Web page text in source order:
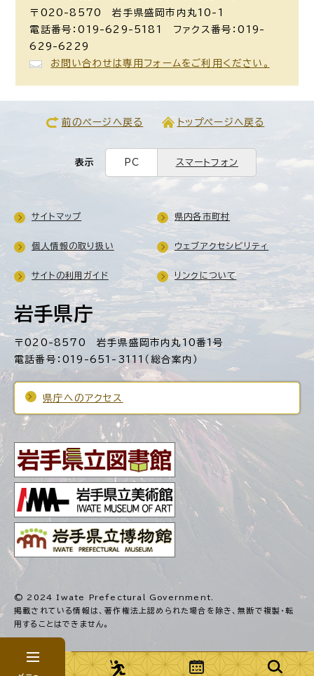
〒020-8570 岩手県盛岡市内丸10-1
電話番号：019-629-5181 ファクス番号：019-
629-6229
お問い合わせは専用フォームをご利用ください。
前のページへ戻る トップページへ戻る
表示 PC スマートフォン
岩手県庁
〒020-8570 岩手県盛岡市内丸10番1号
電話番号：019-651-3111（総合案内）
県庁へのアクセス
サイトマップ 県内各市町村
個人情報の取り扱い ウェブアクセシビリティ
サイトの利用ガイド リンクについて
© 2024 Iwate Prefectural Government.
掲載されている情報は、著作権法上認められた場合を除き、無断で複製・転
用することはできません。